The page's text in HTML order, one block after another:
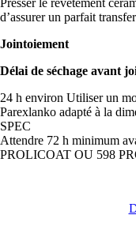
Presser le revêtement
d’assurer un parfait
Jointoiement
Délai de séchage avant
24 h environ Utiliser un
Parexlanko adapté à la
SPEC
Attendre 72 h minimum
PROLICOAT OU 598